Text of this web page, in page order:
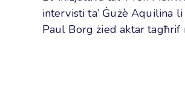
intervisti ta’ Ġużè Aquilina
Paul Borg żied aktar